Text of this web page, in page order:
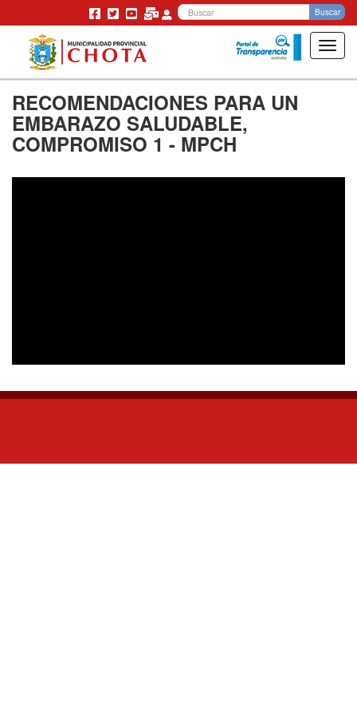
Pasar
contenido
principal
Buscar
RECOMENDACIONES PARA UN
EMBARAZO SALUDABLE,
COMPROMISO 1 - MPCH